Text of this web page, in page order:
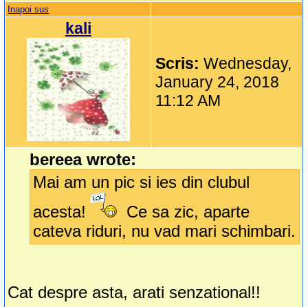
Inapoi sus
kali
Scris:Wednesday,
January 24, 2018
11:12 AM
bereea wrote:
Mai am un pic si ies din clubul
acesta!
Ce sa zic, aparte
cateva riduri, nu vad mari schimbari.
Cat despre asta, arati senzational!!